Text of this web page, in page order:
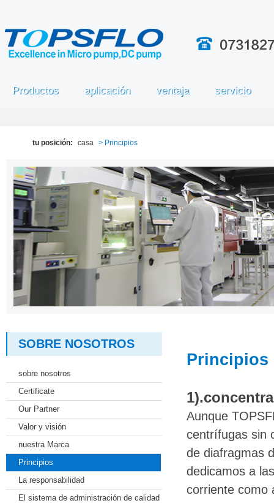
Productos aplicación ventaja servicio
tu posición: casa > Principios
SOBRE NOSOTROS
sobre nosotros
Certificate
Our Partner
Valor y visión
nuestra Marca
Principios
La responsabilidad
El sistema de administración de calidad
Principios
Aunque
centrífugas sin
de diafragmas
dedicamos a
corriente como